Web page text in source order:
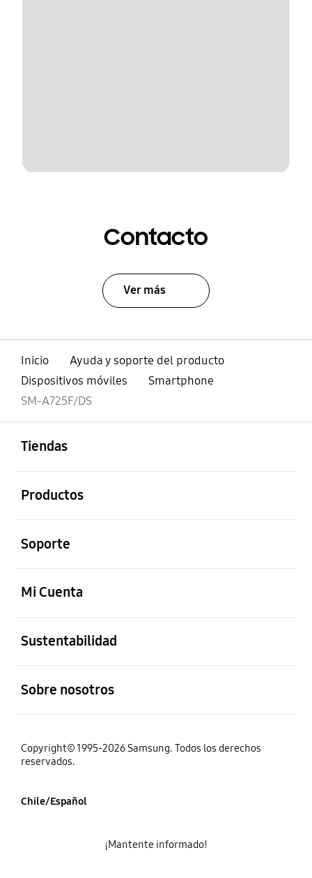
Contacto
Ver más
Inicio
Ayuda y soporte del producto
Dispositivos móviles
Smartphone
SM-A725F/DS
Tiendas
Productos
Soporte
Mi Cuenta
Sustentabilidad
Sobre nosotros
Copyright© 1995-2026 Samsung. Todos los derechos
reservados.
Chile/Español
¡Mantente informado!